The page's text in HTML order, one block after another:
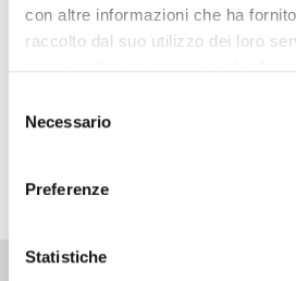
con altre informazioni che ha
raccolto dal suo utilizzo dei loro
delNecessario
Preferenze
Statistiche
riunioni! Ad alcuni possono
multinazionali però le riunioni
SCOPRI DI PIÙ